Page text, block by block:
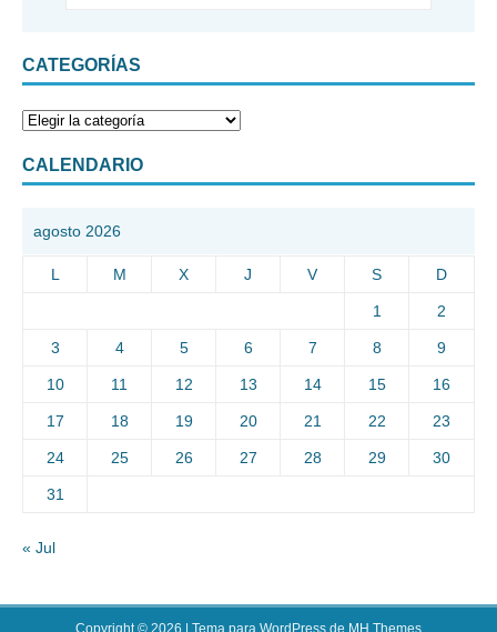
CATEGORÍAS
CALENDARIO
agosto 2026
L M X J V S D
1 2
3 4 5 6 7 8 9
10 11 12 13 14 15 16
17 18 19 20 21 22 23
24 25 26 27 28 29 30
31
« Jul
Copyright © 2026 | Tema para WordPress de MH Themes